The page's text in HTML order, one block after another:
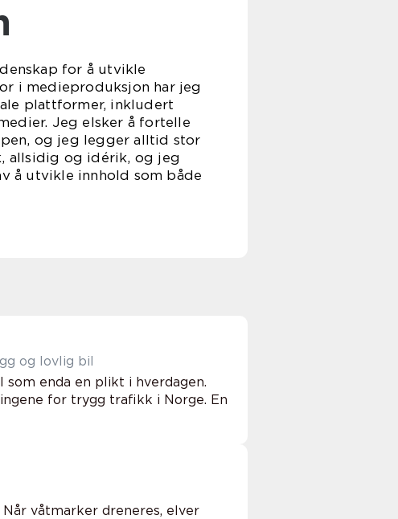
for å utvikle
i medieproduksjon har jeg
plattformer, inkludert
Jeg elsker å fortelle
og jeg legger alltid stor
allsidig og idérik, og jeg
å utvikle innhold som både
og lovlig bil
enda en plikt i hverdagen.
for trygg trafikk i Norge. En
våtmarker dreneres, elver